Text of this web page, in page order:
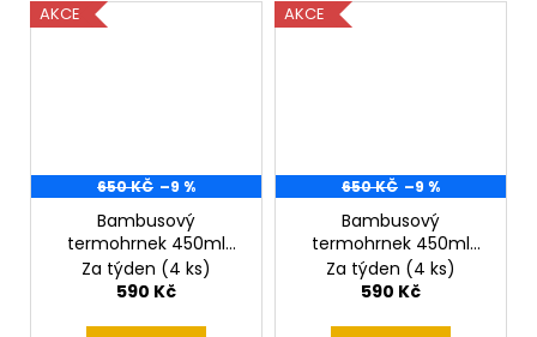
AKCE
650 KČ –9 %
Bambusový
termohrnek 450ml
Border Kolie
Za týden (4 ks)
590 Kč
AKCE
650 KČ –9 %
Bambusový
termohrnek 450ml
Border Kolie II
Za týden (4 ks)
590 Kč